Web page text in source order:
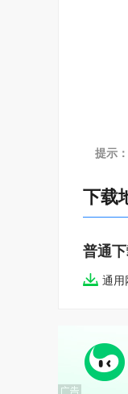
提示：
下载
普通
通用